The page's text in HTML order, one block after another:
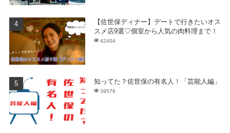
【佐世保ディナー】デートで行きたいオス
スメ店9選♡個室から人気の肉料理まで！
42404
知ってた？佐世保の有名人！「芸能人編」
39576